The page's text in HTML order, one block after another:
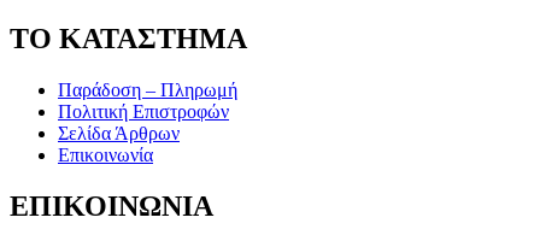
ΤΟ ΚΑΤΑΣΤΗΜΑ
Παράδοση – Πληρωμή
Πολιτική Επιστροφών
Σελίδα Άρθρων
Επικοινωνία
ΕΠΙΚΟΙΝΩΝΙΑ